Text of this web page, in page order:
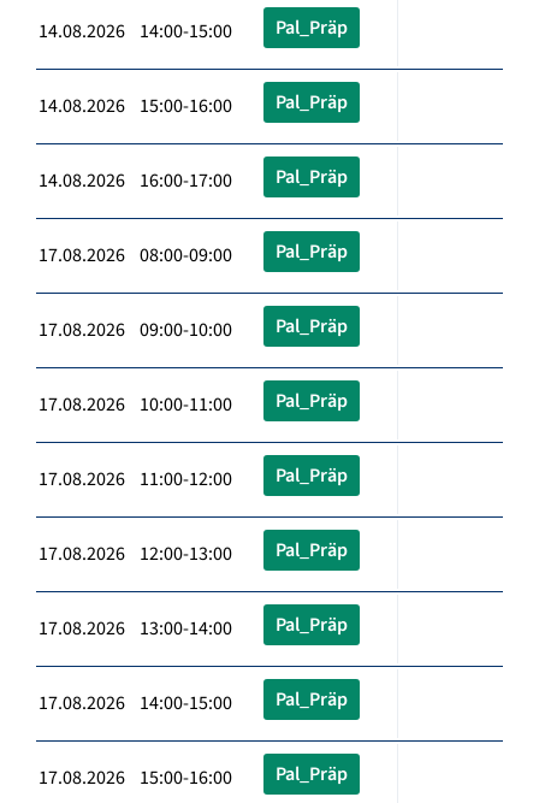
14.08.2026 14:00-15:00 Pal_Präp
14.08.2026 15:00-16:00 Pal_Präp
14.08.2026 16:00-17:00 Pal_Präp
17.08.2026 08:00-09:00 Pal_Präp
17.08.2026 09:00-10:00 Pal_Präp
17.08.2026 10:00-11:00 Pal_Präp
17.08.2026 11:00-12:00 Pal_Präp
17.08.2026 12:00-13:00 Pal_Präp
17.08.2026 13:00-14:00 Pal_Präp
17.08.2026 14:00-15:00 Pal_Präp
17.08.2026 15:00-16:00 Pal_Präp